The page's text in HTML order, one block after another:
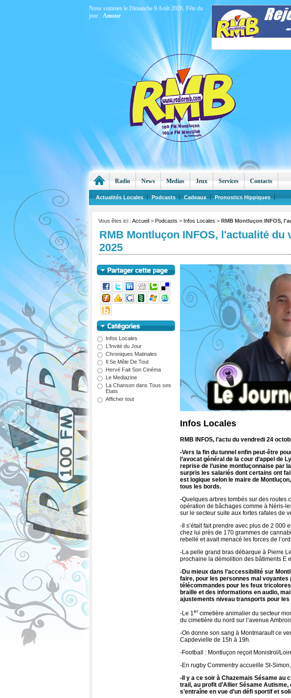
Vous êtes ici : Accueil > Podcasts > Infos Locales > RMB Montluçon INFOS,
RMB Montluçon INFOS, l'actualité du
2025
Infos Locales
RMB INFOS, l’actu du vendredi 24
-Vers la fin du tunnel enfin peut-être
l’avocat général de la cour d’appel de
reprise de l’usine montluçonnaise par
surpris les salariés dont certains ont
est logique selon le maire de
tous les bords.
-Quelques arbres tombés sur des routes
opération de bâchages comme à Néris-
sur le secteur suite aux fortes rafales de
-Il s’était fait prendre avec plus de 2 000
chez lui près de 170 grammes de
rebellé et avait menacé les forces de
-La pelle grand bras débarque à Pierre
prochaine la démolition des bâtiments E
-Du mieux dans l’accessibilité sur
faire, pour les personnes mal
télécommandes pour les feux
braille et des informations en audio,
ajustements niveau transports pour les
-Le 1ercimetière animalier du secteur
du cimetière du nord sur l’avenue
-On donne son sang à Montmarault ce
Capdevielle de 15h à 19h.
-Football : Montluçon reçoit Monistrol/
-En rugby Commentry accueille St-
-Il y a ce soir à Chazemais Sésame
trail, au profit d’Allier Sésame
s’entraîne en vue d’un défi sportif et
Infos Locales
L'Invité du Jour
Chroniques Matinales
Il Se Mêle De Tout
Hervé Fait Son Cinéma
Le Mediazine
La Chanson dans Tous ses
Etats
Afficher tout
Radio News Medias Jeux Services Contacts
Actualités Locales Podcasts Cadeaux Pronostics Hippiques
Nous sommes le Dimanche 9 Août 2026, Fête du
jour : Amour